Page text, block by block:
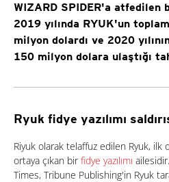
WIZARD SPIDER'a atfedilen
2019 yılında RYUK'un
milyon dolardı ve 2020
150 milyon dolara ulaştığı
Ryuk fidye yazılımı
Riyuk olarak telaffuz edilen Ryuk, ilk
ortaya çıkan birfidye yazılımı
Times, Tribune Publishing'in Ryuk